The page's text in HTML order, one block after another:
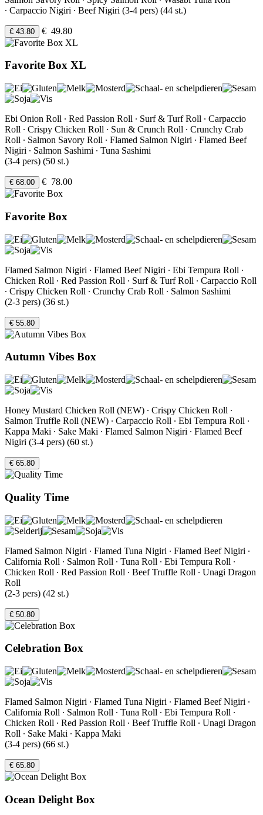
∙ Carpaccio Nigiri ∙ Beef Nigiri (3-4 pers) (44 st.)
€ 43.80 € 49.80
Favorite Box XL
Ebi Onion Roll ∙ Red Passion Roll ∙ Surf & Turf Roll ∙ Carpaccio
Roll ∙ Crispy Chicken Roll ∙ Sun & Crunch Roll ∙ Crunchy Crab
Roll ∙ Salmon Savory Roll ∙ Flamed Salmon Nigiri ∙ Flamed Beef
Nigiri ∙ Salmon Sashimi ∙ Tuna Sashimi
(3-4 pers) (50 st.)
€ 68.00 € 78.00
Favorite Box
Flamed Salmon Nigiri ∙ Flamed Beef Nigiri ∙ Ebi Tempura Roll ∙
Chicken Roll ∙ Red Passion Roll ∙ Surf & Turf Roll ∙ Carpaccio Roll
∙ Crispy Chicken Roll ∙ Crunchy Crab Roll ∙ Salmon Sashimi
(2-3 pers) (36 st.)
€ 55.80
Autumn Vibes Box
Honey Mustard Chicken Roll (NEW) ∙ Crispy Chicken Roll ∙
Salmon Truffle Roll (NEW) ∙ Carpaccio Roll ∙ Ebi Tempura Roll ∙
Kappa Maki ∙ Sake Maki ∙ Flamed Salmon Nigiri ∙ Flamed Beef
Nigiri (3-4 pers) (60 st.)
€ 65.80
Quality Time
Flamed Salmon Nigiri ∙ Flamed Tuna Nigiri ∙ Flamed Beef Nigiri ∙
California Roll ∙ Salmon Roll ∙ Tuna Roll ∙ Ebi Tempura Roll ∙
Chicken Roll ∙ Red Passion Roll ∙ Beef Truffle Roll ∙ Unagi Dragon
Roll
(2-3 pers) (42 st.)
€ 50.80
Celebration Box
Flamed Salmon Nigiri ∙ Flamed Tuna Nigiri ∙ Flamed Beef Nigiri ∙
California Roll ∙ Salmon Roll ∙ Tuna Roll ∙ Ebi Tempura Roll ∙
Chicken Roll ∙ Red Passion Roll ∙ Beef Truffle Roll ∙ Unagi Dragon
Roll ∙ Sake Maki ∙ Kappa Maki
(3-4 pers) (66 st.)
€ 65.80
Ocean Delight Box